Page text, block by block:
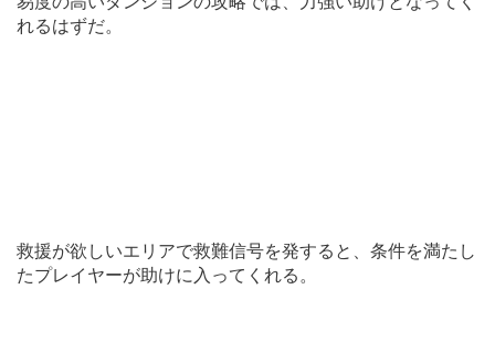
れるはずだ。
救援が欲しいエリアで救難信号を発すると、条件を満たし
たプレイヤーが助けに入ってくれる。